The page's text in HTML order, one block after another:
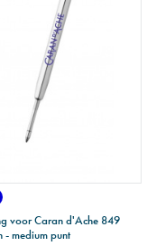
voor Caran d'Ache 849
- medium punt